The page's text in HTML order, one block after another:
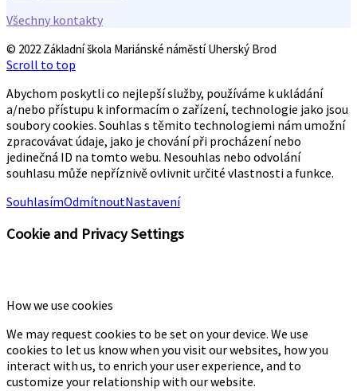
Všechny kontakty
© 2022 Základní škola Mariánské náměstí Uherský Brod
Scroll to top
Abychom poskytli co nejlepší služby, používáme k ukládání
a/nebo přístupu k informacím o zařízení, technologie jako jsou
soubory cookies. Souhlas s těmito technologiemi nám umožní
zpracovávat údaje, jako je chování při procházení nebo
jedinečná ID na tomto webu. Nesouhlas nebo odvolání
souhlasu může nepříznivě ovlivnit určité vlastnosti a funkce.
SouhlasímOdmítnoutNastavení
Cookie and Privacy Settings
How we use cookies
We may request cookies to be set on your device. We use
cookies to let us know when you visit our websites, how you
interact with us, to enrich your user experience, and to
customize your relationship with our website.